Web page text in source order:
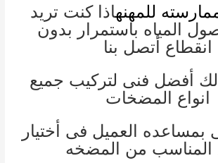
للمهنهاذا كنت تريد
المياه باستمرار بدون
انقطاع أتصل بنا
أفضل فنى لتركيب جميع
انواع المضخات
بمساعده العميل فى أختيار
المناسب من المضخه